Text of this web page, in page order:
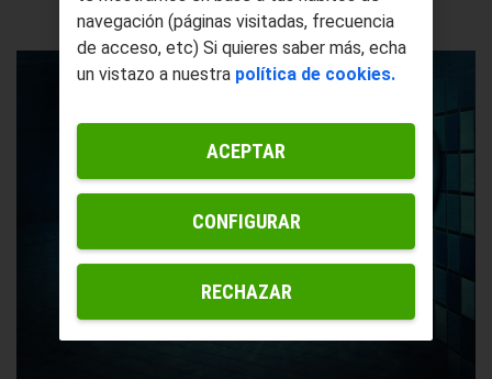
navegación (páginas visitadas, frecuencia
de acceso, etc) Si quieres saber más, echa
un vistazo a nuestra política de cookies.
CONFIGURAR
RECHAZAR
ACEPTAR